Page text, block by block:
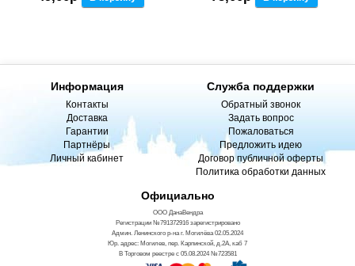
Информация
Контакты
Доставка
Гарантии
Партнёры
Личный кабинет
Служба поддержки
Обратный звонок
Задать вопрос
Пожаловаться
Предложить идею
Договор публичной оферты
Политика обработки данных
Официально
ООО ДанаВендра
Регистрации №791372916 зарегистрировано
Админ. Ленинского р-на г. Могилёва 02.05.2024
Юр. адрес: Могилев, пер. Карпинской, д.2А, каб 7
В Торговом реестре с 05.08.2024 №723581